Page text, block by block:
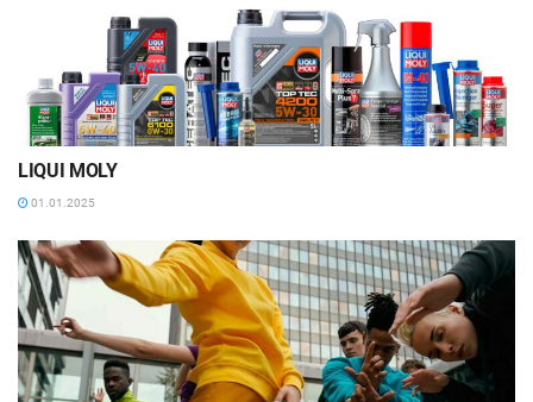
LIQUI MOLY
01.01.2025